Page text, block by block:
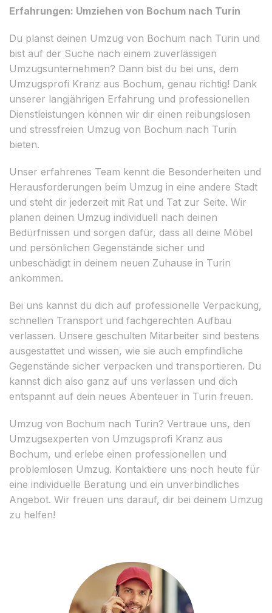
Erfahrungen: Umziehen von Bochum nach Turin
Du planst deinen Umzug von Bochum nach Turin und
bist auf der Suche nach einem zuverlässigen
Umzugsunternehmen? Dann bist du bei uns, dem
Umzugsprofi Kranz aus Bochum, genau richtig! Dank
unserer langjährigen Erfahrung und professionellen
Dienstleistungen können wir dir einen reibungslosen
und stressfreien Umzug von Bochum nach Turin
bieten.
Unser erfahrenes Team kennt die Besonderheiten und
Herausforderungen beim Umzug in eine andere Stadt
und steht dir jederzeit mit Rat und Tat zur Seite. Wir
planen deinen Umzug individuell nach deinen
Bedürfnissen und sorgen dafür, dass all deine Möbel
und persönlichen Gegenstände sicher und
unbeschädigt in deinem neuen Zuhause in Turin
ankommen.
Bei uns kannst du dich auf professionelle Verpackung,
schnellen Transport und fachgerechten Aufbau
verlassen. Unsere geschulten Mitarbeiter sind bestens
ausgestattet und wissen, wie sie auch empfindliche
Gegenstände sicher verpacken und transportieren. Du
kannst dich also ganz auf uns verlassen und dich
entspannt auf dein neues Abenteuer in Turin freuen.
Umzug von Bochum nach Turin? Vertraue uns, den
Umzugsexperten von Umzugsprofi Kranz aus
Bochum, und erlebe einen professionellen und
problemlosen Umzug. Kontaktiere uns noch heute für
eine individuelle Beratung und ein unverbindliches
Angebot. Wir freuen uns darauf, dir bei deinem Umzug
zu helfen!